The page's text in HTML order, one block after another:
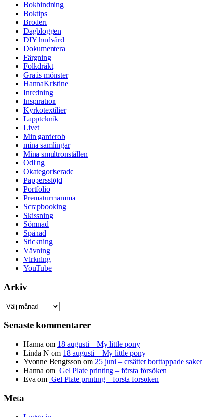
Bokbindning
Boktips
Broderi
Dagbloggen
DIY hudvård
Dokumentera
Färgning
Folkdräkt
Gratis mönster
HannaKristine
Inredning
Inspiration
Kyrkotextilier
Lappteknik
Livet
Min garderob
mina samlingar
Mina smultronställen
Odling
Okategoriserade
Pappersslöjd
Portfolio
Prematurmamma
Scrapbooking
Skissning
Sömnad
Spånad
Stickning
Vävning
Virkning
YouTube
Arkiv
Arkiv
Senaste kommentarer
Hanna om 18 augusti – My little pony
Linda N om 18 augusti – My little pony
Yvonne Bengtsson om 25 juni – ersätter borttappade saker
Hanna om Gel Plate printing – första försöken
Eva om Gel Plate printing – första försöken
Meta